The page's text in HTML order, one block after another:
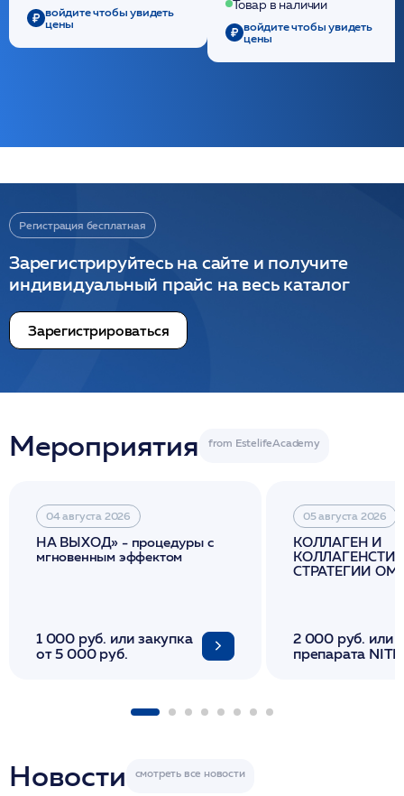
войдите чтобы увидеть
цены
/ULTRACOL
Товар в наличии
войдите чтобы увидеть
цены
Регистрация бесплатная
Зарегистрируйтесь на сайте и получите
индивидуальный прайс на весь каталог
Зарегистрироваться
Мероприятия
04 августа 2026
НА ВЫХОД» - процедуры с
мгновенным эффектом
1 000 руб. или закупка
от 5 000 руб.
05 августа 2026
КОЛЛАГЕН И
СТРАТЕГИИ
2 000 руб. или
препарата
Новости